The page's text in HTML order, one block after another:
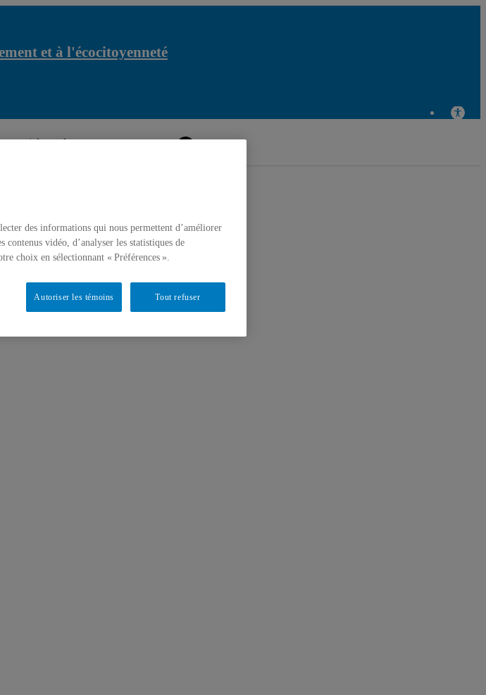
et à l'écocitoyenneté
article sur les app...
l'environnement et à l'écocitoyenneté
des informations qui nous permettent d’améliorer
contenus vidéo, d’analyser les statistiques de
choix en sélectionnant « Préférences ».
Tout refuser
Autoriser les témoins